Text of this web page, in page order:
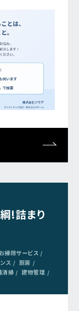
!詰まり
掃除サービス
ス
厨房
清掃
建物管理